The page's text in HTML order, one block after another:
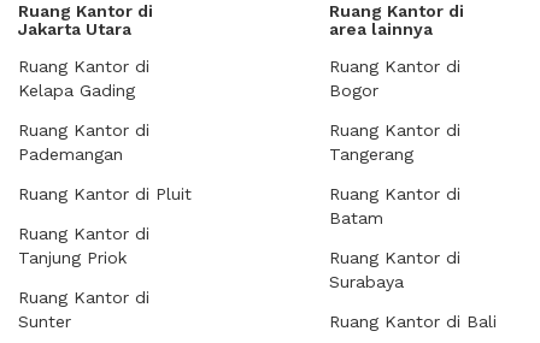
Ruang Kantor di
Jakarta Utara
Ruang Kantor di
Kelapa Gading
Ruang Kantor di
Pademangan
Ruang Kantor di Pluit
Ruang Kantor di
Tanjung Priok
Ruang Kantor di
Sunter
Ruang Kantor di
area lainnya
Ruang Kantor di
Bogor
Ruang Kantor di
Tangerang
Ruang Kantor di
Batam
Ruang Kantor di
Surabaya
Ruang Kantor di Bali